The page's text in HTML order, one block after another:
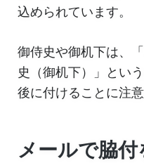
込められています。
御侍史や御机下は
史（御机下）」とい
後に付けることに注意
メールで脇